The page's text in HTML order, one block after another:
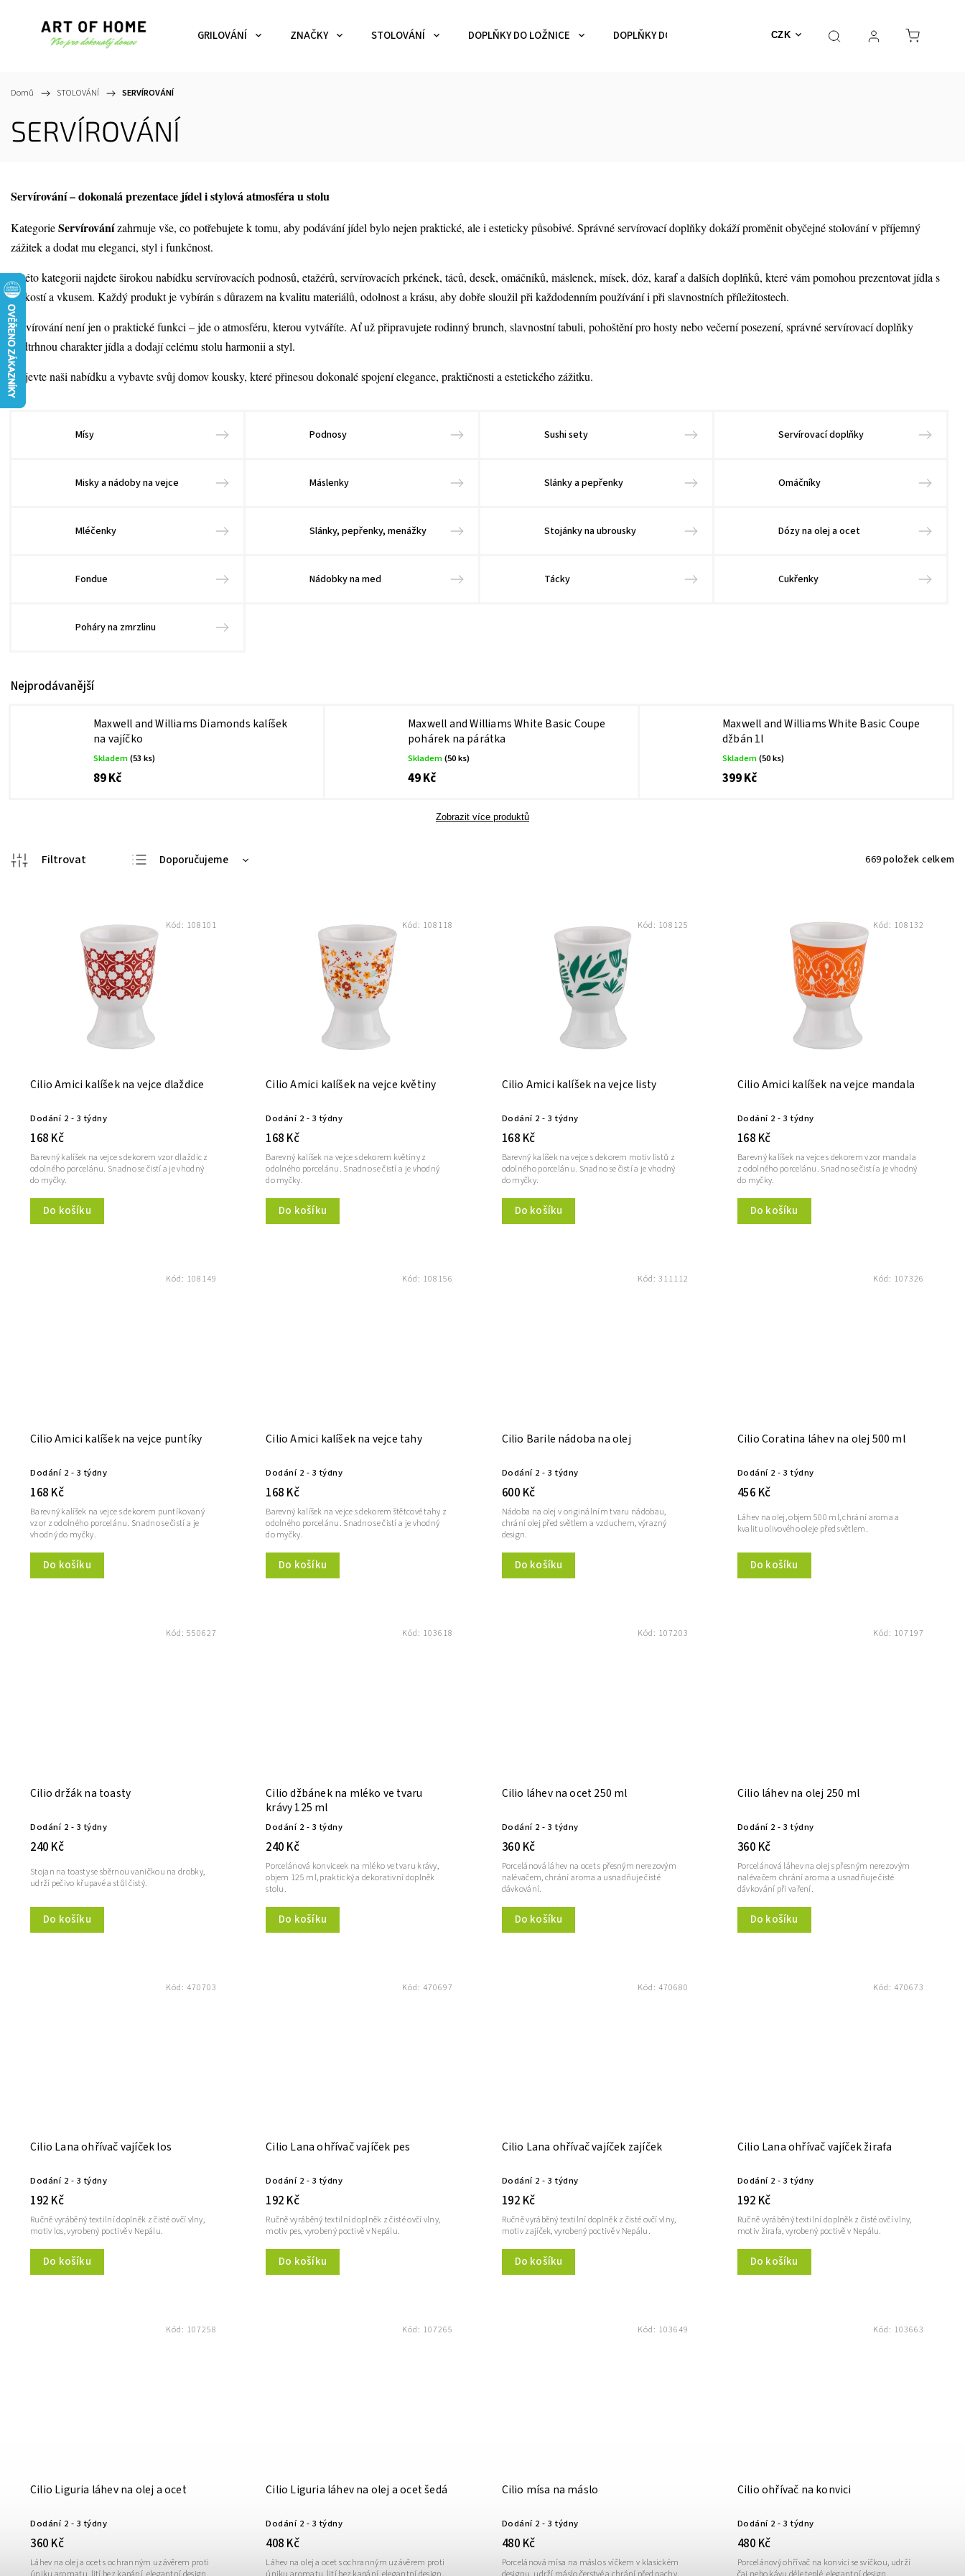
CZK
GRILOVÁNÍ ZNAČKY STOLOVÁNÍ DOPLŇKY DO LOŽNICE DOPLŇKY DO KOUPELNY SKLENICE, HRNKY, ŠÁLKY
Domů / STOLOVÁNÍ / SERVÍROVÁNÍ
SERVÍROVÁNÍ
Servírování – dokonalá prezentace jídel i stylová atmosféra u stolu
KategorieServírovánízahrnuje vše, co potřebujete k tomu, aby podávání jídel bylo nejen praktické, ale i esteticky působivé. Správné servírovací doplňky dokáží proměnit obyčejné stolování v příjemný
zážitek a dodat mu eleganci, styl i funkčnost.
V této kategorii najdete širokou nabídku servírovacích podnosů, etažérů, servírovacích prkének, táců, desek, omáčníků, máslenek, mísek, dóz, karaf a dalších doplňků, které vám pomohou prezentovat jídla s
lehkostí a vkusem. Každý produkt je vybírán s důrazem na kvalitu materiálů, odolnost a krásu, aby dobře sloužil při každodenním používání i při slavnostních příležitostech.
Servírování není jen o praktické funkci – jde o atmosféru, kterou vytváříte. Ať už připravujete rodinný brunch, slavnostní tabuli, pohoštění pro hosty nebo večerní posezení, správné servírovací doplňky
podtrhnou charakter jídla a dodají celému stolu harmonii a styl.
Objevte naši nabídku a vybavte svůj domov kousky, které přinesou dokonalé spojení elegance, praktičnosti a estetického zážitku.
Mísy Podnosy Sushi sety Servírovací doplňky
Misky a nádoby na vejce Máslenky Slánky a pepřenky Omáčníky
Mléčenky Slánky, pepřenky, menážky Stojánky na ubrousky Dózy na olej a ocet
Fondue Nádobky na med Tácky Cukřenky
Poháry na zmrzlinu
Nejprodávanější
Maxwell and Williams Diamonds kalíšek
na vajíčko
Skladem(53 ks)
89 Kč
Maxwell and Williams White Basic Coupe
pohárek na párátka
Skladem(50 ks)
49 Kč
Maxwell and Williams White Basic Coupe
džbán 1l
Skladem(50 ks)
399 Kč
Zobrazit více produktů
Doporučujeme
Nejprodávanější
669položek celkem
Cilio Amici kalíšek na vejce dlaždice
Dodání 2 - 3 týdny
168 Kč
Do košíku
Barevný kalíšek na vejce s dekorem vzor dlaždic z
odolného porcelánu. Snadno se čistí a je vhodný
do myčky.
Kód: 108101
Cilio Amici kalíšek na vejce květiny
Dodání 2 - 3 týdny
168 Kč
Do košíku
Barevný kalíšek na vejce s dekorem květiny z
odolného porcelánu. Snadno se čistí a je vhodný
do myčky.
Kód: 108118
Cilio Amici kalíšek na vejce listy
Dodání 2 - 3 týdny
168 Kč
Do košíku
Barevný kalíšek na vejce s dekorem motiv listů z
odolného porcelánu. Snadno se čistí a je vhodný
do myčky.
Kód: 108125
Cilio Amici kalíšek na vejce mandala
Dodání 2 - 3 týdny
168 Kč
Do košíku
Barevný kalíšek na vejce s dekorem vzor mandala
z odolného porcelánu. Snadno se čistí a je vhodný
do myčky.
Kód: 108132
Cilio Amici kalíšek na vejce puntíky
Dodání 2 - 3 týdny
168 Kč
Do košíku
Barevný kalíšek na vejce s dekorem puntíkovaný
vzor z odolného porcelánu. Snadno se čistí a je
vhodný do myčky.
Kód: 108149
Cilio Amici kalíšek na vejce tahy
Dodání 2 - 3 týdny
168 Kč
Do košíku
Barevný kalíšek na vejce s dekorem štětcové tahy z
odolného porcelánu. Snadno se čistí a je vhodný
do myčky.
Kód: 108156
Cilio Barile nádoba na olej
Dodání 2 - 3 týdny
600 Kč
Do košíku
Nádoba na olej v originálním tvaru nádobau,
chrání olej před světlem a vzduchem, výrazný
design.
Kód: 311112
Cilio Coratina láhev na olej 500 ml
Dodání 2 - 3 týdny
456 Kč
Do košíku
Láhev na olej, objem 500 ml, chrání aroma a
kvalitu olivového oleje před světlem.
Kód: 107326
Cilio držák na toasty
Dodání 2 - 3 týdny
240 Kč
Do košíku
Stojan na toasty se sběrnou vaničkou na drobky,
udrží pečivo křupavé a stůl čistý.
Kód:550627
Cilio džbánek na mléko ve tvaru
krávy 125 ml
Dodání 2 - 3 týdny
240 Kč
Do košíku
Porcelánová konviceek na mléko ve tvaru krávy,
objem 125 ml, praktický a dekorativní doplněk
stolu.
Kód: 103618
Cilio láhev na ocet 250 ml
Dodání 2 - 3 týdny
360 Kč
Do košíku
Porcelánová láhev na ocet s přesným nerezovým
nalévačem, chrání aroma a usnadňuje čisté
dávkování.
Kód: 107203
Cilio láhev na olej 250 ml
Dodání 2 - 3 týdny
360 Kč
Do košíku
Porcelánová láhev na olej s přesným nerezovým
nalévačem chrání aroma a usnadňuje čisté
dávkování při vaření.
Kód: 107197
Cilio Lana ohřívač vajíček los
Dodání 2 - 3 týdny
192 Kč
Do košíku
Ručně vyráběný textilní doplněk z čisté ovčí vlny,
motiv los, vyrobený poctivě v Nepálu.
Kód: 470703
Cilio Lana ohřívač vajíček pes
Dodání 2 - 3 týdny
192 Kč
Do košíku
Ručně vyráběný textilní doplněk z čisté ovčí vlny,
motiv pes, vyrobený poctivě v Nepálu.
Kód: 470697
Cilio Lana ohřívač vajíček zajíček
Dodání 2 - 3 týdny
192 Kč
Do košíku
Ručně vyráběný textilní doplněk z čisté ovčí vlny,
motiv zajíček, vyrobený poctivě v Nepálu.
Kód: 470680
Cilio Lana ohřívač vajíček žirafa
Dodání 2 - 3 týdny
192 Kč
Do košíku
Ručně vyráběný textilní doplněk z čisté ovčí vlny,
motiv žirafa, vyrobený poctivě v Nepálu.
Kód: 470673
Cilio Liguria láhev na olej a ocet
Dodání 2 - 3 týdny
360 Kč
Láhev na olej a ocet s ochranným uzávěrem proti
Kód: 107258
Cilio Liguria láhev na olej a ocet šedá
Dodání 2 - 3 týdny
408 Kč
Láhev na olej a ocet s ochranným uzávěrem proti
Kód: 107265
Cilio mísa na máslo
Dodání 2 - 3 týdny
480 Kč
Porcelánová mísa na máslo s víčkem v klasickém
Kód: 103649
Cilio ohřívač na konvici
Dodání 2 - 3 týdny
480 Kč
Porcelánový ohřívač na konvici se svíčkou, udrží
Kód: 103663